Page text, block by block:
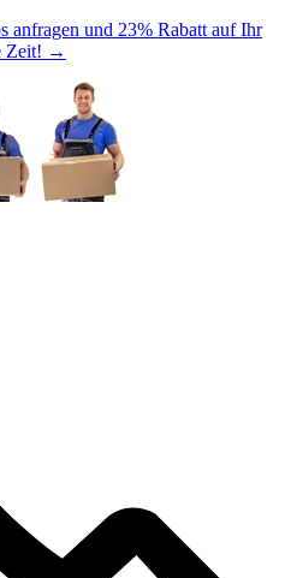
anfragen und 23% Rabatt auf Ihr
Zeit! →